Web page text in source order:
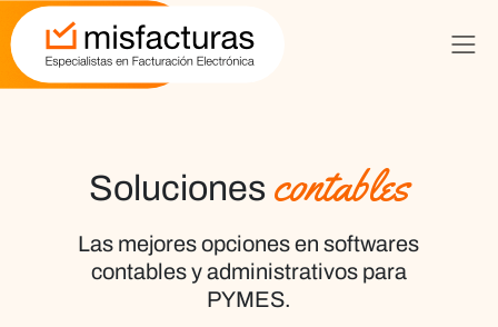
Soluciones contables
Las mejores opciones en softwares
contables y administrativos para
PYMES.